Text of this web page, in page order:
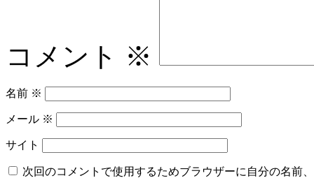
コメント ※
名前 ※
メール ※
サイト
次回のコメントで使用するためブラウザーに自分の名前